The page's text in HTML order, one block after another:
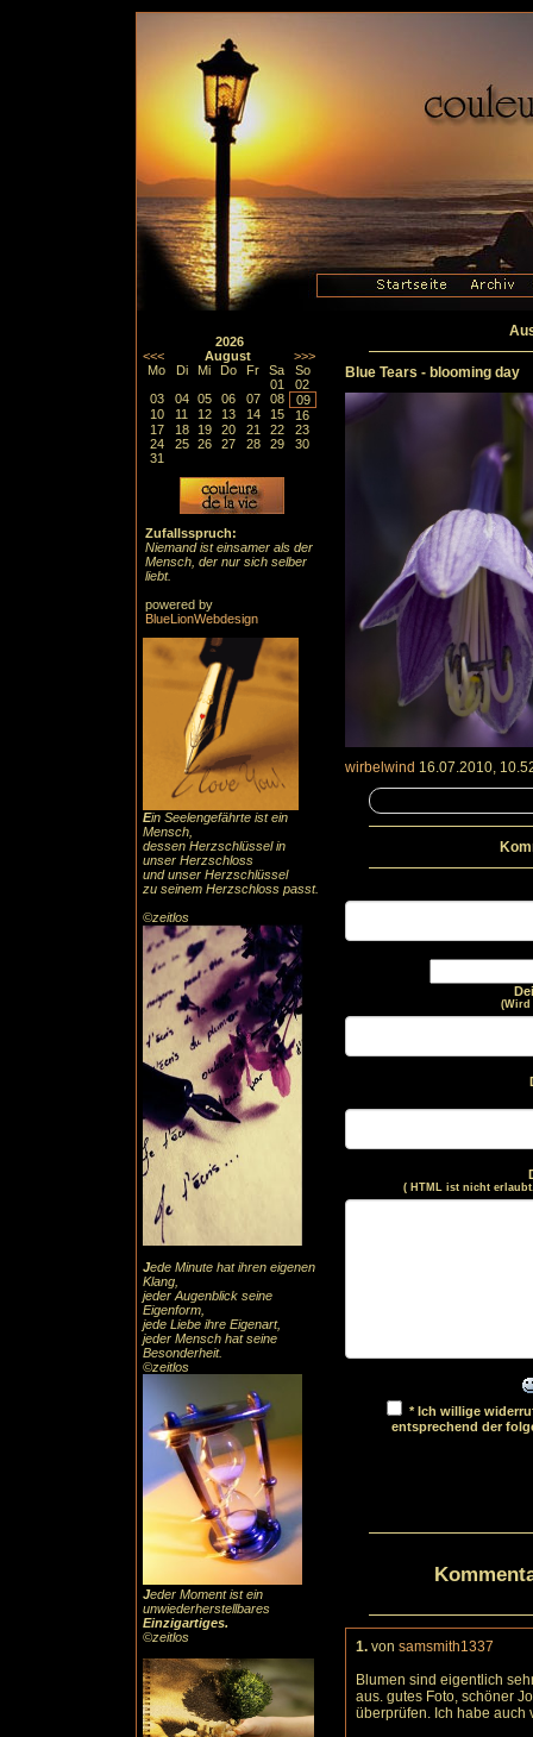
2026
<<<
August
>>>
Mo
Di Mi Do Fr Sa
So
01
02
03
04 05 06 07 08
09
10
11 12 13 14 15
16
17
18 19 20 21 22
23
24
25 26 27 28 29
30
31
Zufallsspruch:
Niemand ist einsamer als der
Mensch, der nur sich selber
liebt.
powered by
BlueLionWebdesign
Ein Seelengefährte ist ein
Mensch,
dessen Herzschlüssel in
unser Herzschloss
und unser Herzschlüssel
zu seinem Herzschloss passt.
©zeitlos
Jede Minute hat ihren eigenen
Klang,
jeder Augenblick seine
Eigenform,
jede Liebe ihre Eigenart,
jeder Mensch hat seine
Besonderheit.
©zeitlos
Jeder Moment ist ein
unwiederherstellbares
Einzigartiges.
©zeitlos
Blue Tears - blooming day
wirbelwind 16.07.2010,
(Wird
( HTML ist nicht
* Ich willige
entsprechend der
1. von samsmith1337
Blumen sind eigentlich
aus. gutes Foto, schöner
überprüfen. Ich habe auch